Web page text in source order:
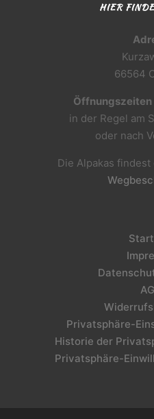
HIER
66564
Öffnungszeiten
in der Regel am
oder nach
Die Alpakas
Privatsphäre-
Historie der
Privatsphäre-